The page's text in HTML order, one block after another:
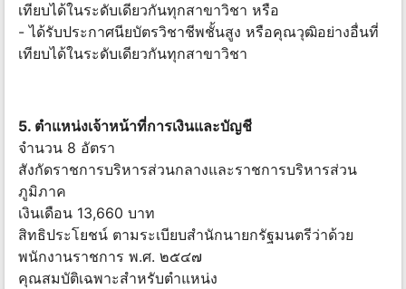
เทียบได้ในระดับเดียวกันทุกสาขาวิชา หรือ
- ได้รับประกาศนียบัตรวิชาชีพชั้นสูง หรือคุณวุฒิอย่างอื่นที่
เทียบได้ในระดับเดียวกันทุกสาขาวิชา
5. ตำแหน่งเจ้าหน้าที่การเงินและบัญชี
จำนวน 8 อัตรา
สังกัดราชการบริหารส่วนกลางและราชการบริหารส่วน
ภูมิภาค
เงินเดือน 13,660 บาท
สิทธิประโยชน์ ตามระเบียบสำนักนายกรัฐมนตรีว่าด้วย
พนักงานราชการ พ.ศ. ๒๕๔๗
คุณสมบัติเฉพาะสำหรับตำแหน่ง